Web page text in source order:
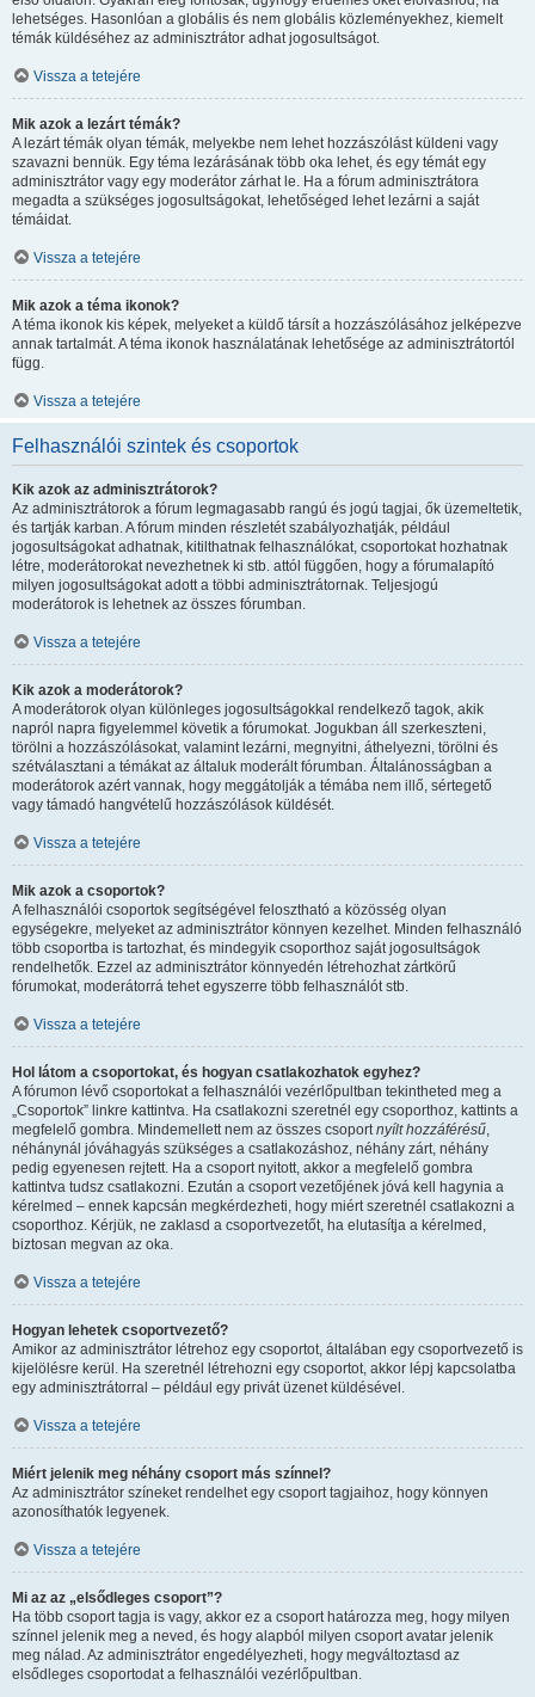
lehetséges. Hasonlóan a globális és nem globális közleményekhez, kiemelt
témák küldéséhez az adminisztrátor adhat jogosultságot.
Vissza a tetejére
Mik azok a lezárt témák?
A lezárt témák olyan témák, melyekbe nem lehet hozzászólást küldeni vagy
szavazni bennük. Egy téma lezárásának több oka lehet, és egy témát egy
adminisztrátor vagy egy moderátor zárhat le. Ha a fórum adminisztrátora
megadta a szükséges jogosultságokat, lehetőséged lehet lezárni a saját
témáidat.
Vissza a tetejére
Mik azok a téma ikonok?
A téma ikonok kis képek, melyeket a küldő társít a hozzászólásához jelképezve
annak tartalmát. A téma ikonok használatának lehetősége az adminisztrátortól
függ.
Vissza a tetejére
Felhasználói szintek és csoportok
Kik azok az adminisztrátorok?
Az adminisztrátorok a fórum legmagasabb rangú és jogú tagjai, ők üzemeltetik,
és tartják karban. A fórum minden részletét szabályozhatják, például
jogosultságokat adhatnak, kitilthatnak felhasználókat, csoportokat hozhatnak
létre, moderátorokat nevezhetnek ki stb. attól függően, hogy a fórumalapító
milyen jogosultságokat adott a többi adminisztrátornak. Teljesjogú
moderátorok is lehetnek az összes fórumban.
Vissza a tetejére
Kik azok a moderátorok?
A moderátorok olyan különleges jogosultságokkal rendelkező tagok, akik
napról napra figyelemmel követik a fórumokat. Jogukban áll szerkeszteni,
törölni a hozzászólásokat, valamint lezárni, megnyitni, áthelyezni, törölni és
szétválasztani a témákat az általuk moderált fórumban. Általánosságban a
moderátorok azért vannak, hogy meggátolják a témába nem illő, sértegető
vagy támadó hangvételű hozzászólások küldését.
Vissza a tetejére
Mik azok a csoportok?
A felhasználói csoportok segítségével felosztható a közösség olyan
egységekre, melyeket az adminisztrátor könnyen kezelhet. Minden felhasználó
több csoportba is tartozhat, és mindegyik csoporthoz saját jogosultságok
rendelhetők. Ezzel az adminisztrátor könnyedén létrehozhat zártkörű
fórumokat, moderátorrá tehet egyszerre több felhasználót stb.
Vissza a tetejére
Hol látom a csoportokat, és hogyan csatlakozhatok egyhez?
A fórumon lévő csoportokat a felhasználói vezérlőpultban tekintheted meg a
„Csoportok” linkre kattintva. Ha csatlakozni szeretnél egy csoporthoz, kattints a
megfelelő gombra. Mindemellett nem az összes csoportnyílt hozzáférésű,
néhánynál jóváhagyás szükséges a csatlakozáshoz, néhány zárt, néhány
pedig egyenesen rejtett. Ha a csoport nyitott, akkor a megfelelő gombra
kattintva tudsz csatlakozni. Ezután a csoport vezetőjének jóvá kell hagynia a
kérelmed – ennek kapcsán megkérdezheti, hogy miért szeretnél csatlakozni a
csoporthoz. Kérjük, ne zaklasd a csoportvezetőt, ha elutasítja a kérelmed,
biztosan megvan az oka.
Vissza a tetejére
Hogyan lehetek csoportvezető?
Amikor az adminisztrátor létrehoz egy csoportot, általában egy csoportvezető is
kijelölésre kerül. Ha szeretnél létrehozni egy csoportot, akkor lépj kapcsolatba
egy adminisztrátorral – például egy privát üzenet küldésével.
Vissza a tetejére
Miért jelenik meg néhány csoport más színnel?
Az adminisztrátor színeket rendelhet egy csoport tagjaihoz, hogy könnyen
azonosíthatók legyenek.
Vissza a tetejére
Mi az az „elsődleges csoport”?
Ha több csoport tagja is vagy, akkor ez a csoport határozza meg, hogy milyen
színnel jelenik meg a neved, és hogy alapból milyen csoport avatar jelenik
meg nálad. Az adminisztrátor engedélyezheti, hogy megváltoztasd az
elsődleges csoportodat a felhasználói vezérlőpultban.